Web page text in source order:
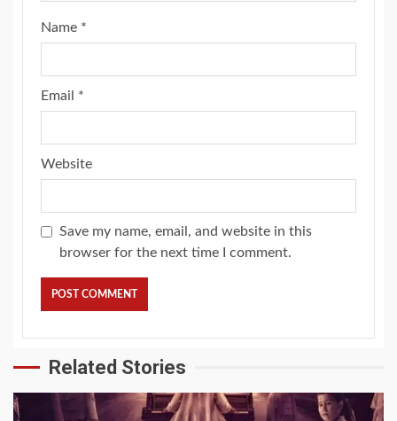
Name *
Email *
Website
Save my name, email, and website in this
browser for the next time I comment.
Related Stories